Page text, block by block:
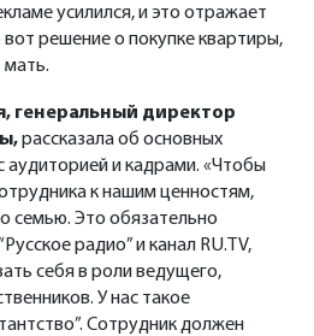
усилился, и это отражает
решение о покупке квартиры,
мать.
генеральный директор
рассказала об основных
аудиторией и кадрами. «Чтобы
к нашим ценностям,
семью. Это обязательно
радио” и канал RU.TV,
себя в роли ведущего,
У нас такое
Сотрудник должен
крепкие отношения
инструменты для
страховки,
реликвии , фамильные